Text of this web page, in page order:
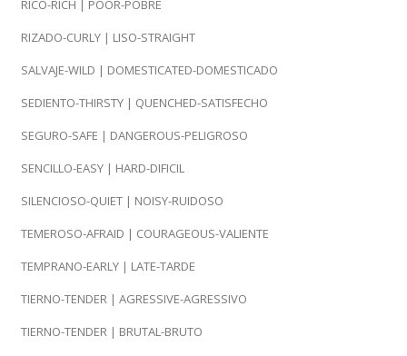
RICO-RICH | POOR-POBRE
RIZADO-CURLY | LISO-STRAIGHT
SALVAJE-WILD | DOMESTICATED-DOMESTICADO
SEDIENTO-THIRSTY | QUENCHED-SATISFECHO
SEGURO-SAFE | DANGEROUS-PELIGROSO
SENCILLO-EASY | HARD-DIFICIL
SILENCIOSO-QUIET | NOISY-RUIDOSO
TEMEROSO-AFRAID | COURAGEOUS-VALIENTE
TEMPRANO-EARLY | LATE-TARDE
TIERNO-TENDER | AGRESSIVE-AGRESSIVO
TIERNO-TENDER | BRUTAL-BRUTO